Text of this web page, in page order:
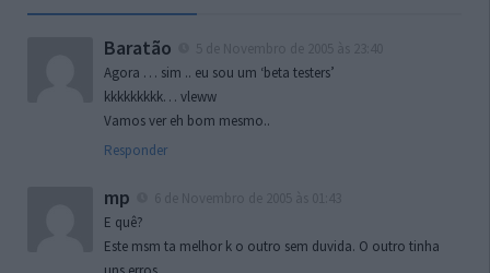
Baratão
Agora … sim .. eu sou um ‘beta testers’
kkkkkkkkk… vleww
Vamos ver eh bom mesmo..
Responder
mp
E quê?
Este msm ta melhor k o outro sem duvida. O outro tinha